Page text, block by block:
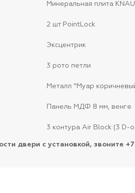
Минеральная плита
2 шт PointLock
Эксцентрик
3 рото петли
Металл "Муар
Панель МДФ 8 мм, венге
3 контура Air Block (3 D-
двери с установкой, звоните